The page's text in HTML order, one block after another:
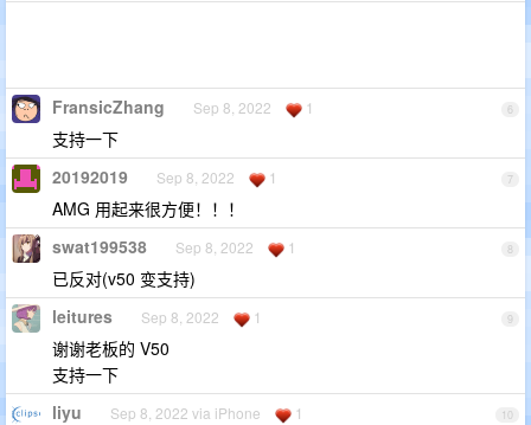
6
FransicZhang Sep 8, 2022 1
支持一下
7
20192019 Sep 8, 2022 1
AMG 用起来很方便！！！
8
swat199538 Sep 8, 2022 1
已反对(v50 变支持)
9
leitures Sep 8, 2022 1
谢谢老板的 V50
支持一下
10
liyu Sep 8, 2022 via iPhone 1